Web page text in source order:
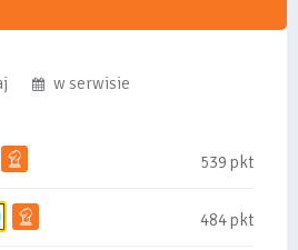
w serwisie
539 pkt
484 pkt